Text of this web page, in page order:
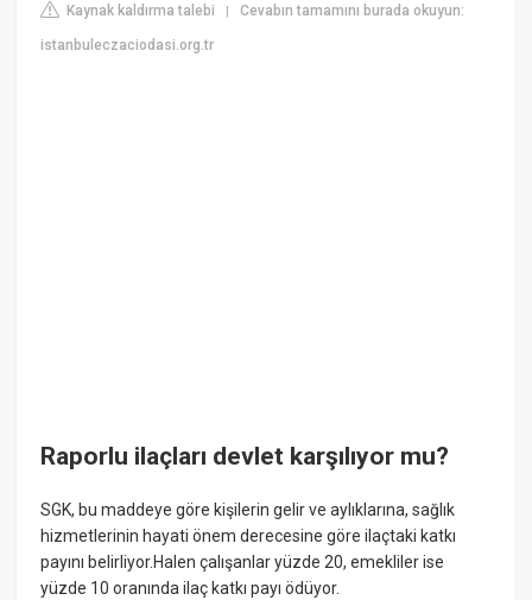
Kaynak kaldırma talebi |Cevabın tamamını burada okuyun:
istanbuleczaciodasi.org.tr
Raporlu ilaçları devlet karşılıyor mu?
SGK, bu maddeye göre kişilerin gelir ve aylıklarına, sağlık
hizmetlerinin hayati önem derecesine göre ilaçtaki katkı
payını belirliyor.Halen çalışanlar yüzde 20, emekliler ise
yüzde 10 oranında ilaç katkı payı ödüyor.